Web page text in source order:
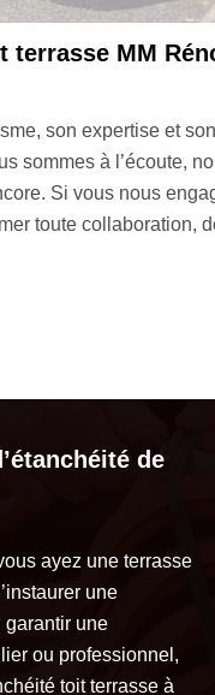
terrasse MM
son expertise et
sommes à l’écoute,
Si vous nous
toute collaboration,
de
ayez une terrasse
une
garantir une
ou professionnel,
toit terrasse à